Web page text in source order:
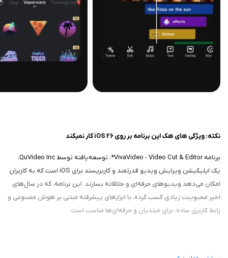
نکته: ویژگی های هک این برنامه بر روی iOS 26 کار نمیکند
برنامه VivaVideo - Video Cut & Editor*، توسعه‌یافته توسط QuVideo Inc،
یک اپلیکیشن ویرایش ویدیو قدرتمند و کاربرپسند برای iOS است که به کاربران
امکان می‌دهد ویدیوهای حرفه‌ای و خلاقانه بسازند. این برنامه، که در سال‌های
اخیر محبوبیت زیادی کسب کرده، با ابزارهای پیشرفته مبتنی بر هوش مصنوعی و
رابط کاربری ساده، برای مبتدیان و حرفه‌ای‌ها مناسب است.